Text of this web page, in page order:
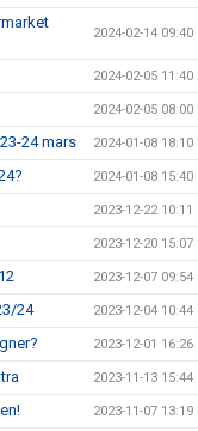
2024-02-14 09:40
2024-02-05 11:40
2024-02-05 08:00
24 mars 2024-01-08 18:10
2024-01-08 15:40
2023-12-22 10:11
2023-12-20 15:07
2023-12-07 09:54
24 2023-12-04 10:44
2023-12-01 16:26
2023-11-13 15:44
2023-11-07 13:19